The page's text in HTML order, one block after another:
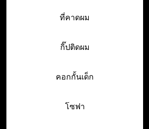
ที่คาดผม
กิ๊ปติดผม
คอกกั้นเด็ก
โซฟา